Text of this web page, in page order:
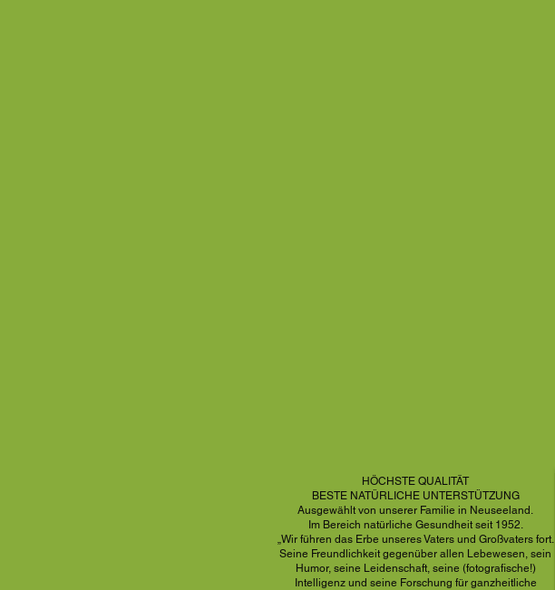
HÖCHSTE QUALITÄT
BESTE NATÜRLICHE UNTERSTÜTZUNG
Ausgewählt von unserer Familie in Neuseeland.
Im Bereich natürliche Gesundheit seit 1952.
„Wir führen das Erbe unseres Vaters und Großvaters fort.
Seine Freundlichkeit gegenüber allen Lebewesen, sein
Humor, seine Leidenschaft, seine (fotografische!)
Intelligenz und seine Forschung für ganzheitliche